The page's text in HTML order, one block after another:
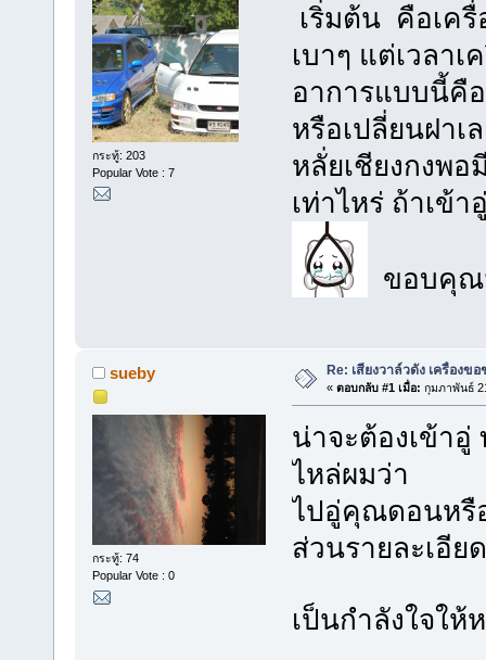
กระทู้: 203
Popular Vote : 7
เริ่มต้น คือเครื่
เบาๆ แต่เวลา
อาการแบบนี้คื
หรือเปลี่ยนฝาเ
หลั่ยเชียงกงพอ
เท่าไหร่ ถ้าเข้
ขอบคุ
sueby
กระทู้: 74
Popular Vote : 0
Re: เสียงวาล์วดัง เครื่องข
« ตอบกลับ #1 เมื่อ: กุมภาพันธ์
น่าจะต้องเข้าอู่
ไหล่ผมว่า
ไปอู่คุณดอนหรื
ส่วนรายละเอี
เป็นกำลังใจให้